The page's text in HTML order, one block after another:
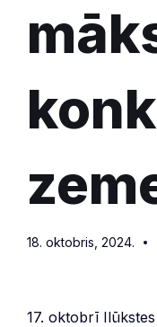
18. oktobris, 2024.
17. oktobrī